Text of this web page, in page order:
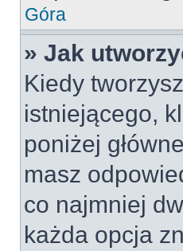
Góra
» Jak
Kiedy
istniejącego,
poniżej
masz
co najmniej
każda opcja